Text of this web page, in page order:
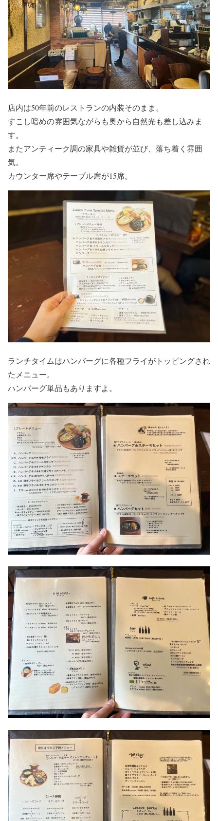
店内は50年前のレストランの内装そのまま。
すこし暗めの雰囲気ながらも奥から自然光も差し込みま
す。
またアンティーク調の家具や雑貨が並び、落ち着く雰囲
気。
カウンター席やテーブル席が15席。
ランチタイムはハンバーグに各種フライがトッピングされ
たメニュー。
ハンバーグ単品もありますよ。